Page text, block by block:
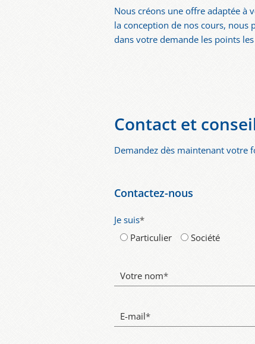
Nous créons une offre adaptée à
la conception de nos cours, nous
dans votre demande les points
Contact et
Demandez dès maintenant votre
Contactez-nous
Je suis*
Particulier
Société
Votre nom*
E-mail*